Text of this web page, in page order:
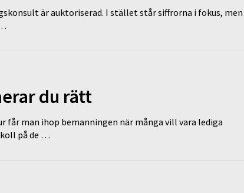
är auktoriserad. I stället står siffrorna i fokus, men
du rätt
får man ihop bemanningen när många vill vara lediga
på de …